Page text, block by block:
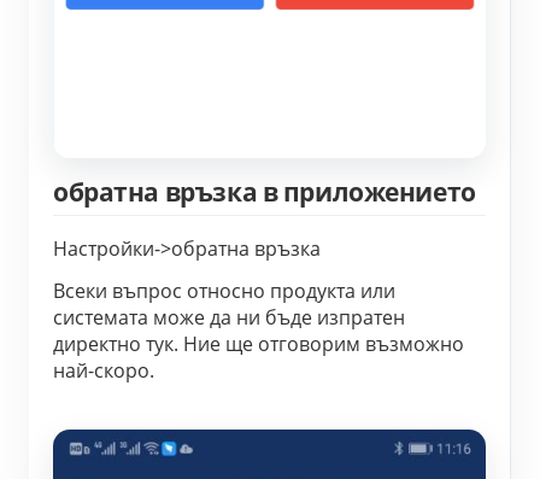
обратна връзка в приложението
Настройки->обратна връзка
Всеки въпрос относно продукта или
системата може да ни бъде изпратен
директно тук. Ние ще отговорим възможно
най-скоро.